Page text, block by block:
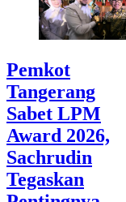
Pemkot
Tangerang
Sabet LPM
Award 2026,
Sachrudin
Tegaskan